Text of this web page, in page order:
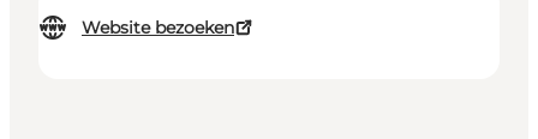
Website bezoeken